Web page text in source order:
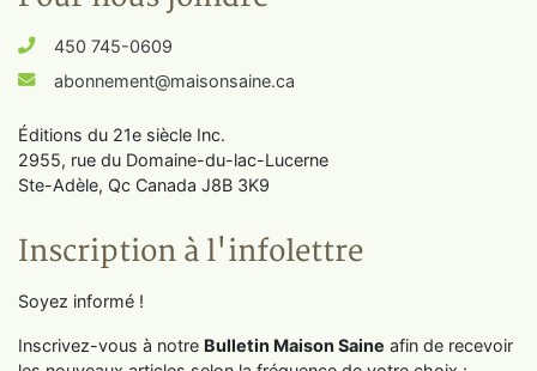
450 745-0609
abonnement@maisonsaine.ca
Éditions du 21e siècle Inc.
2955, rue du Domaine-du-lac-Lucerne
Ste-Adèle, Qc Canada J8B 3K9
Inscription à l'infolettre
Soyez informé !
Inscrivez-vous à notre Bulletin Maison Saine afin de recevoir